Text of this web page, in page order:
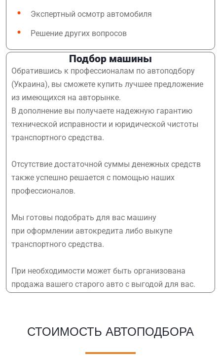
Экспертный осмотр автомобиля
Решение других вопросов
Подбор машины
Обратившись к профессионалам по автоподбору
(Украина), вы сможете купить лучшее предложение
из имеющихся на авторынке.
В дополнение вы получаете надежную гарантию
технической исправности и юридической чистоты
транспортного средства.
Отсутствие достаточной суммы денежных средств
также успешно решается с помощью наших
профессионалов.
Мы готовы подобрать для вас машину
при оформлении автокредита либо выкупе
транспортного средства.
При необходимости может быть организована
продажа вашего старого авто с выгодой для вас.
СТОИМОСТЬ АВТОПОДБОРА